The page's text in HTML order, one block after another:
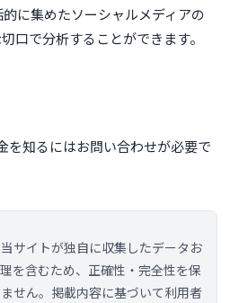
に集めたソーシャルメディアの
口で分析することができます。
を知るにはお問い合わせが必要で
サイトが独自に収集したデータお
を含むため、正確性・完全性を保
せん。掲載内容に基づいて利用者